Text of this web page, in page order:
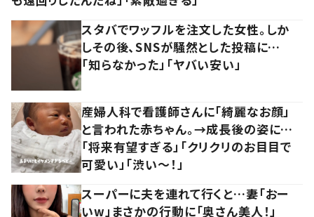
スタバでワッフルを注文した女性。しか
しその後、SNSが騒然とした投稿に…
「知らなかった」「ヤバい安い」
産婦人科で看護師さんに「綺麗なお顔」
と言われた赤ちゃん。→成長後の姿に…
「将来有望すぎる」「クリクリのお目目で
可愛い」「渋い～！」
スーパーに夫を連れて行くと…妻「おー
いw」まさかの行動に「奥さん美人！」